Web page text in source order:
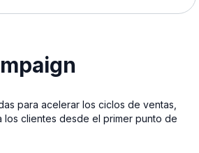
para acelerar los ciclos de ventas,
los clientes desde el primer punto de